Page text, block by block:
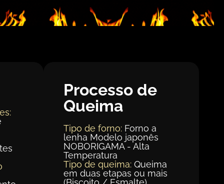
Processo de
Queima
Tipo de forno: Forno a
lenha Modelo japonês
NOBORIGAMA - Alta
Temperatura
Tipo de queima: Queima
em duas etapas ou mais